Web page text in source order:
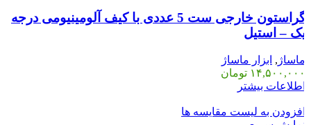
گراستون خارجی ست 5 عددی با کیف آلومینیومی درجه
– استیل
, ابزار ماساژ
تومان
بیشتر
به لیست مقایسه ها